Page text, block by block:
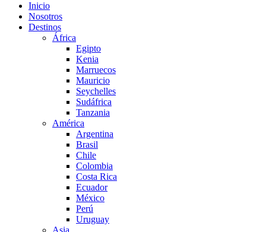
Inicio
Nosotros
Destinos
África
Egipto
Kenia
Marruecos
Mauricio
Seychelles
Sudáfrica
Tanzania
América
Argentina
Brasil
Chile
Colombia
Costa Rica
Ecuador
México
Perú
Uruguay